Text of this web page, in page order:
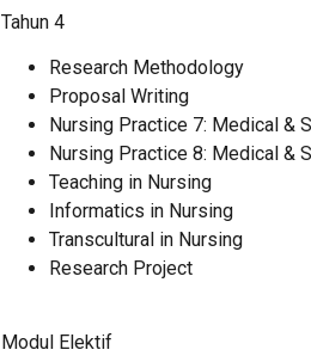
Tahun 4
Research Methodology
Proposal Writing
Nursing Practice 7: Medical &
Nursing Practice 8: Medical &
Teaching in Nursing
Informatics in Nursing
Transcultural in Nursing
Research Project
Modul Elektif